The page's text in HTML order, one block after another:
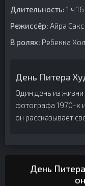
Длительность: 1 ч
Режиссёр: Айра Сакс
В ролях: Ребекка
День Питера
Один день из
фотографа 1970-х
он рассказывает
День